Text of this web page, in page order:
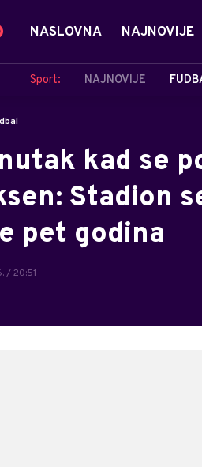
NASLOVNA NAJNOVIJE
Sport: NAJNOVIJE
kad se
Stadion
pet godina
/ 20:51